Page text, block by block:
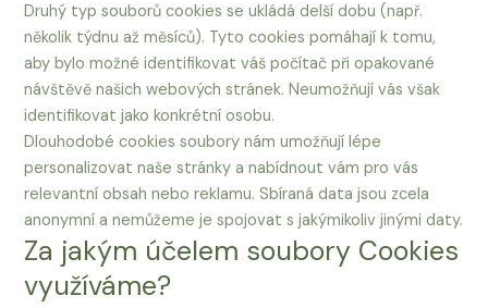
Druhý typ souborů cookies se ukládá delší dobu (např.
několik týdnu až měsíců). Tyto cookies pomáhají k tomu,
aby bylo možné identifikovat váš počítač při opakované
návštěvě našich webových stránek. Neumožňují vás však
identifikovat jako konkrétní osobu.
Dlouhodobé cookies soubory nám umožňují lépe
personalizovat naše stránky a nabídnout vám pro vás
relevantní obsah nebo reklamu. Sbíraná data jsou zcela
anonymní a nemůžeme je spojovat s jakýmikoliv jinými daty.
Za jakým účelem soubory Cookies
využíváme?